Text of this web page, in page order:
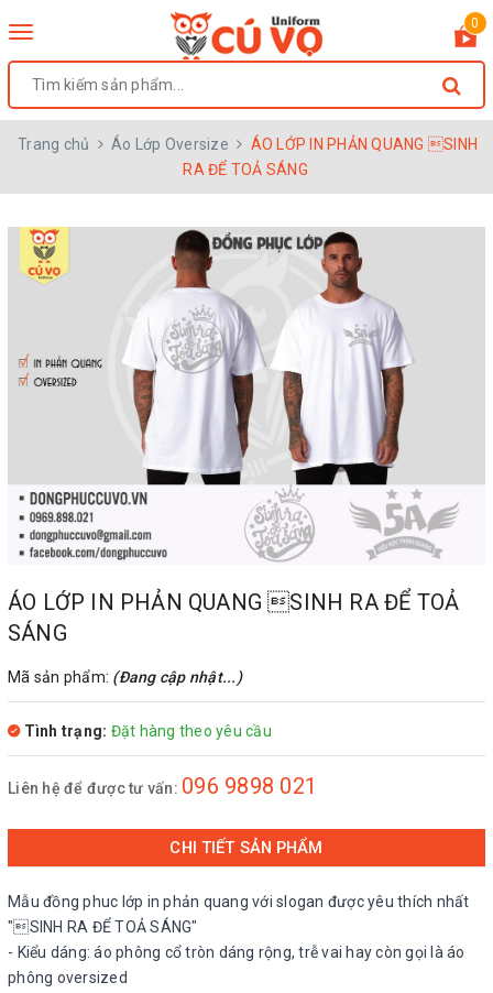
Toggle
0
Trang chủ Áo Lớp Oversize
ÁO LỚP IN PHẢN QUANG SINH
RA ĐỂ TOẢ SÁNG
ÁO LỚP IN PHẢN QUANG SINH RA ĐỂ TOẢ
SÁNG
Mã sản phẩm: (Đang cập nhật...)
Tình trạng: Đặt hàng theo yêu cầu
Liên hệ để được tư vấn: 096 9898 021
CHI TIẾT SẢN PHẨM
Mẫu đồng phuc lớp in phản quang với slogan được yêu thích nhất
"SINH RA ĐỂ TOẢ SÁNG"
- Kiểu dáng: áo phông cổ tròn dáng rộng, trễ vai hay còn gọi là áo
phông oversized